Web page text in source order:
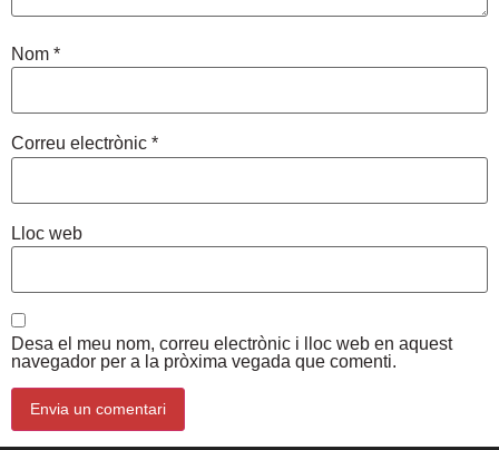
Nom *
Correu electrònic *
Lloc web
Desa el meu nom, correu electrònic i lloc web en aquest
navegador per a la pròxima vegada que comenti.